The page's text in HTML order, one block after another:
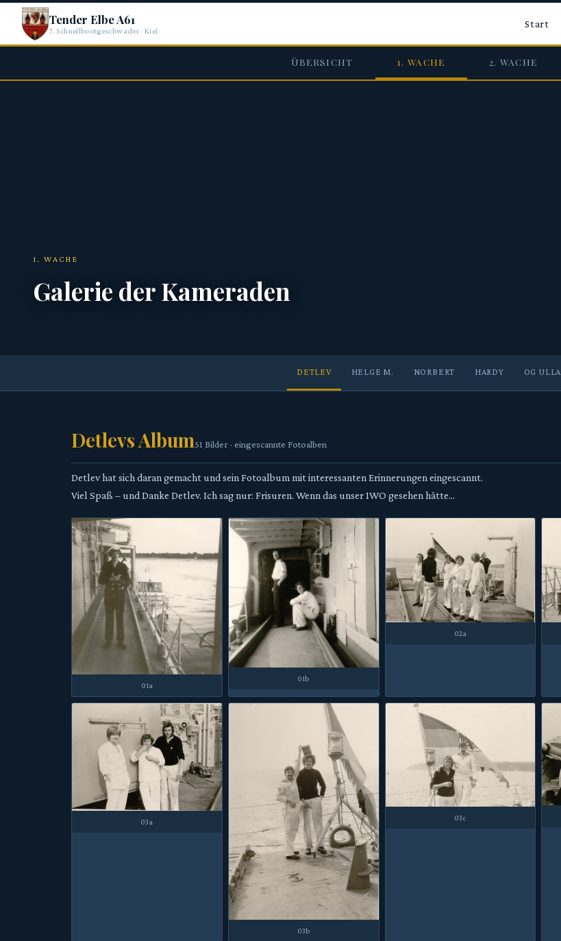
Tender Elbe A61
7. Schnellbootgeschwader · Kiel
Start
ÜBERSICHT 1. WACHE 2. WACHE
1. WACHE
Galerie der Kameraden
DETLEV HELGE M. NORBERT HARDY OG ULLA
Detlevs Album51 Bilder · eingescannte Fotoalben
Detlev hat sich daran gemacht und sein Fotoalbum mit interessanten Erinnerungen eingescannt.
Viel Spaß – und Danke Detlev. Ich sag nur: Frisuren. Wenn das unser 1WO gesehen hätte...
01a
01b
02a
03a
03b
03c